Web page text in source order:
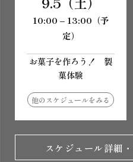
10:00 – 13:00（予
定）
お菓子を作ろう！ 製
菓体験
他のスケジュールをみる
スケジュール詳細